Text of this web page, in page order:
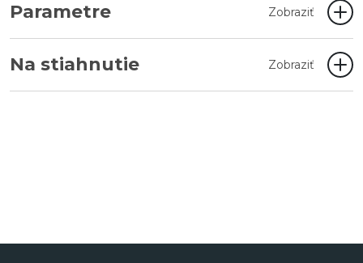
Parametre Zobraziť
Na stiahnutie Zobraziť